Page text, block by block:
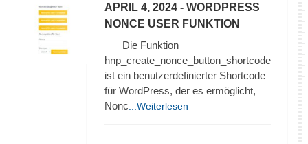
APRIL 4, 2024 - WORDPRESS
NONCE USER FUNKTION
Die Funktion
hnp_create_nonce_button_shortcode
ist ein benutzerdefinierter Shortcode
für WordPress, der es ermöglicht,
Nonc ...Weiterlesen